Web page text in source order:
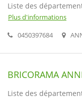
Liste des
Plus d'informations
0450397684
BRICORAMA
Liste des